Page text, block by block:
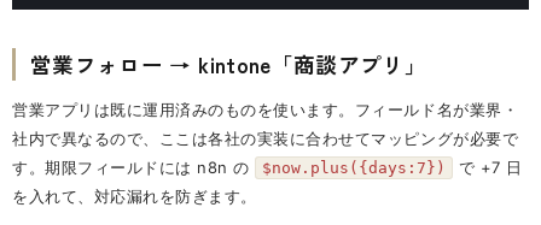
営業フォロー → kintone「商談アプリ」
営業アプリは既に運用済みのものを使います。フィールド名が業界・
社内で異なるので、ここは各社の実装に合わせてマッピングが必要で
す。期限フィールドには n8n の
$now.plus({days:7})
で +7 日
を入れて、対応漏れを防ぎます。